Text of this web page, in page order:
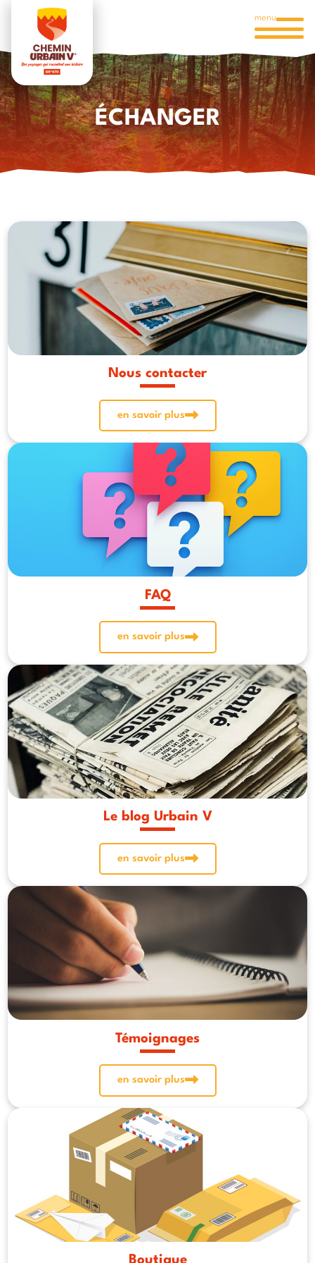
menu
ÉCHANGER
Nous contacter
en savoir plus
FAQ
en savoir plus
Le blog Urbain V
en savoir plus
Témoignages
en savoir plus